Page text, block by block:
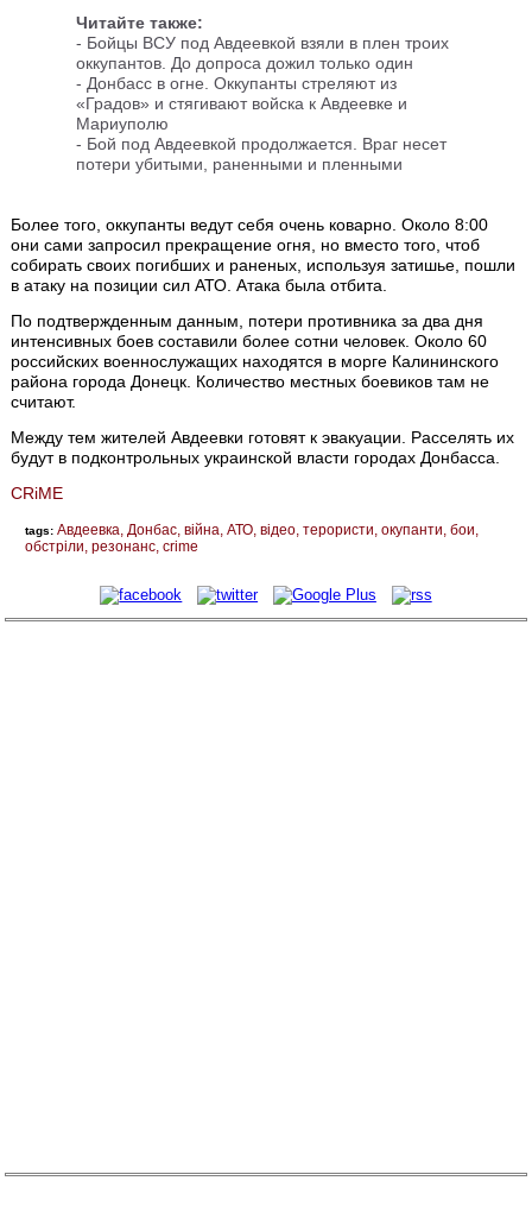
Читайте также:
- Бойцы ВСУ под Авдеевкой взяли в плен троих
оккупантов. До допроса дожил только один
- Донбасс в огне. Оккупанты стреляют из
«Градов» и стягивают войска к Авдеевке и
Мариуполю
- Бой под Авдеевкой продолжается. Враг несет
потери убитыми, раненными и пленными
Более того, оккупанты ведут себя очень коварно. Около 8:00
они сами запросил прекращение огня, но вместо того, чтоб
собирать своих погибших и раненых, используя затишье, пошли
в атаку на позиции сил АТО. Атака была отбита.
По подтвержденным данным, потери противника за два дня
интенсивных боев составили более сотни человек. Около 60
российских военнослужащих находятся в морге Калининского
района города Донецк. Количество местных боевиков там не
считают.
Между тем жителей Авдеевки готовят к эвакуации. Расселять их
будут в подконтрольных украинской власти городах Донбасса.
CRiME
tags:Авдеевка Донбас війна АТО відео терористи окупанти бои
обстріли резонанс crime